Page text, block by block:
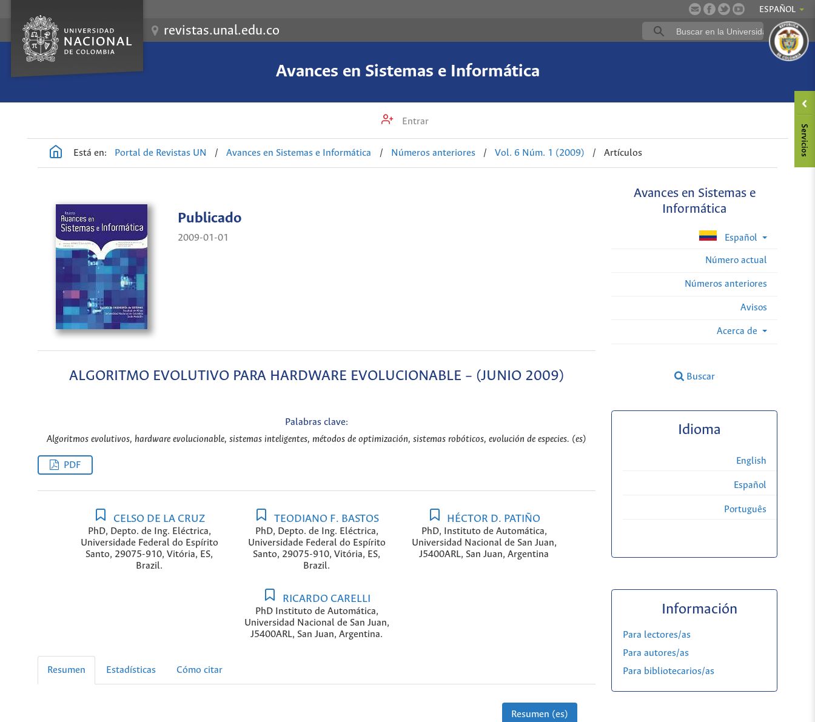
ESPAÑOL
revistas.unal.edu.co
Avances en Sistemas e Informática
Entrar
Está en: Portal de Revistas UN / Avances en Sistemas e Informática / Números anteriores / Vol. 6 Núm. 1 (2009) / Artículos
Avances en Sistemas e
Informática
Español
Número actual
Números anteriores
Avisos
Acerca de
Buscar
Publicado
2009-01-01
ALGORITMO EVOLUTIVO PARA HARDWARE EVOLUCIONABLE – (JUNIO 2009)
Palabras clave:
Algoritmos evolutivos, hardware evolucionable, sistemas inteligentes, métodos de optimización, sistemas robóticos, evolución de especies. (es)
PDF
CELSO DE LA CRUZ
PhD, Depto. de Ing. Eléctrica,
Universidade Federal do Espírito
Santo, 29075-910, Vitória, ES,
Brazil.
TEODIANO F. BASTOS
PhD, Depto. de Ing. Eléctrica,
Universidade Federal do Espírito
Santo, 29075-910, Vitória, ES,
Brazil.
HÉCTOR D. PATIÑO
PhD, Instituto de Automática,
Universidad Nacional de San Juan,
J5400ARL, San Juan, Argentina
RICARDO CARELLI
PhD Instituto de Automática,
Universidad Nacional de San Juan,
J5400ARL, San Juan, Argentina.
Resumen Estadísticas Cómo citar
Resumen (es)
Idioma
English
Español
Português
Información
Para lectores/as
Para autores/as
Para bibliotecarios/as